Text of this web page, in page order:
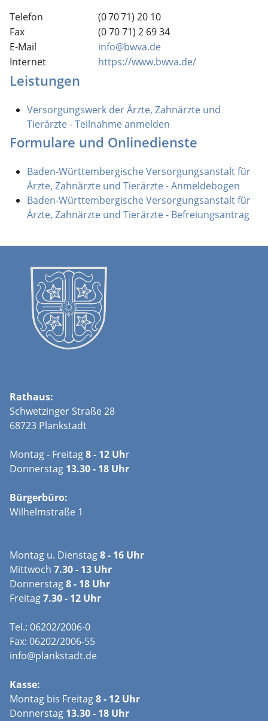
Telefon (07071) 20 10
Fax
(07071) 2 6934
E-Mail
info@bwva.de
Internet
https://www.bwva.de/
Leistungen
Versorgungswerk der Ärzte, Zahnärzte und
Tierärzte - Teilnahme anmelden
Formulare und Onlinedienste
Baden-Württembergische Versorgungsanstalt für
Ärzte, Zahnärzte und Tierärzte - Anmeldebogen
Baden-Württembergische Versorgungsanstalt für
Ärzte, Zahnärzte und Tierärzte - Befreiungsantrag
Rathaus:
Schwetzinger Straße 28
68723 Plankstadt
Montag - Freitag8 - 12 Uhr
Donnerstag 13.30 - 18 Uhr
Bürgerbüro:
Wilhelmstraße 1
Montag u. Dienstag8 - 16 Uhr
Mittwoch 7.30 - 13 Uhr
Donnerstag8 - 18 Uhr
Freitag7.30 - 12 Uhr
Tel.: 06202/2006-0
Fax: 06202/2006-55
info@plankstadt.de
Kasse:
Montag bis Freitag8 - 12 Uhr
Donnerstag 13.30 - 18 Uhr